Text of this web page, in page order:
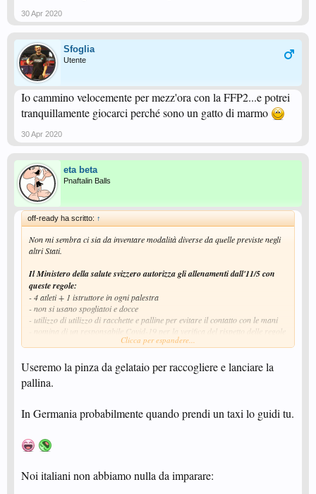
30 Apr 2020
Sfoglia
Utente
Io cammino velocemente per mezz'ora con la FFP2...e potrei
tranquillamente giocarci perché sono un gatto di marmo
30 Apr 2020
eta beta
Pnaftalin Balls
off-ready ha scritto: ↑
Non mi sembra ci sia da inventare modalità diverse da quelle previste negli
altri Stati.
Il Ministero della salute svizzero autorizza gli allenamenti dall'11/5 con
queste regole:
- 4 atleti + 1 istruttore in ogni palestra
- non si usano spogliatoi e docce
- utilizzo di utilizzo di racchette e palline per evitare il contatto con le mani
- nomina di un responsabile Covid-19 per la verifica del rispetto delle regole
- 2 atleti per tavolo e coppie di allenamento fisse
- montaggio e smontaggio tavoli eseguiti con guanti e mascherina
- ove possibile, usare tavoli all'aperto
- uso di racchetta e pallina personale
- niente robot e cesto
- non si usano spogliatoi e docce
- gli istruttori mantengono le distanze e indossano una mascherina senza
Clicca per espandere...
Useremo la pinza da gelataio per raccogliere e lanciare la
pallina.
In Germania probabilmente quando prendi un taxi lo guidi tu.
Noi italiani non abbiamo nulla da imparare: